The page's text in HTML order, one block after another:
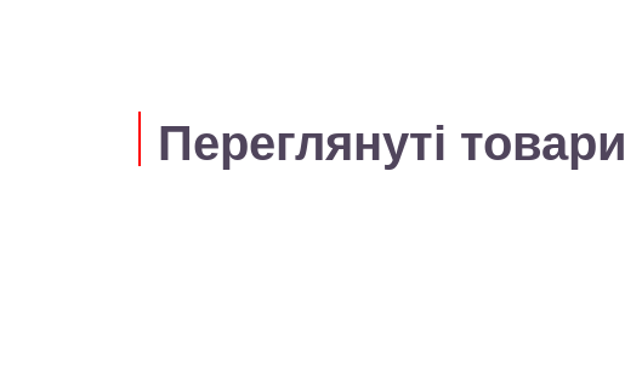
Переглянуті товари